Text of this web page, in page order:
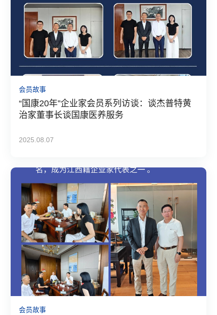
会员故事
“国康20年”企业家会员系列访谈：谈杰普特黄
治家董事长谈国康医养服务
2025.08.07
会员故事